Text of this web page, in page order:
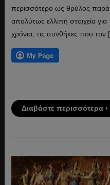
περισσότερο ως θρύλος
απολύτως ελλιπή στοιχεία
χρόνια, τις συνθήκες που
Διαβάστε περισσότερα ›